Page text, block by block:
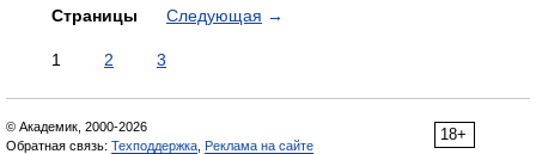
Страницы Следующая →
1 2 3
18+
© Академик, 2000-2026
Обратная связь: Техподдержка Реклама на сайте